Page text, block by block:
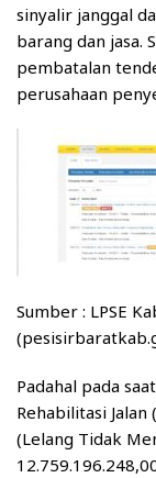
sinyalir janggal
barang dan jasa.
pembatalan
perusahaan
Sumber : LPSE
Padahal pada
Rehabilitasi Jalan
(Lelang Tidak